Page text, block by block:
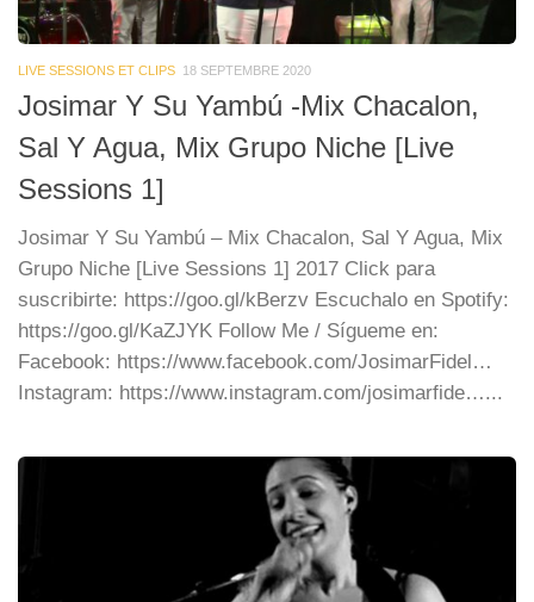
LIVE SESSIONS ET CLIPS 18 SEPTEMBRE 2020
Josimar Y Su Yambú -Mix Chacalon,
Sal Y Agua, Mix Grupo Niche [Live
Sessions 1]
Josimar Y Su Yambú – Mix Chacalon, Sal Y Agua, Mix
Grupo Niche [Live Sessions 1] 2017 Click para
suscribirte: https://goo.gl/kBerzv Escuchalo en Spotify:
https://goo.gl/KaZJYK Follow Me / Sígueme en:
Facebook: https://www.facebook.com/JosimarFidel…
Instagram: https://www.instagram.com/josimarfide…...